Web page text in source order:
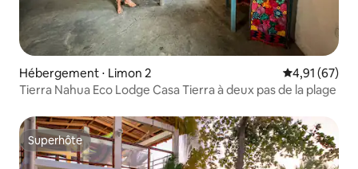
Hébergement ⋅ Limon 2 Évaluation
4,91 (67)
Tierra Nahua Eco Lodge Casa Tierra à deux pas de la plage
Superhôte
Superhôte